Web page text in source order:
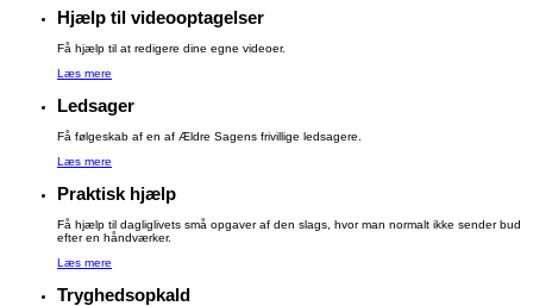
Hjælp til videooptagelser
Få hjælp til at redigere dine egne videoer.
Læs mere
Ledsager
Få følgeskab af en af Ældre Sagens frivillige ledsagere.
Læs mere
Praktisk hjælp
Få hjælp til dagliglivets små opgaver af den slags, hvor man normalt ikke sender bud
efter en håndværker.
Læs mere
Tryghedsopkald